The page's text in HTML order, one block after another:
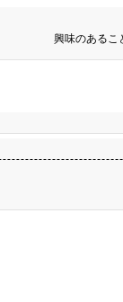
興味のあるこ